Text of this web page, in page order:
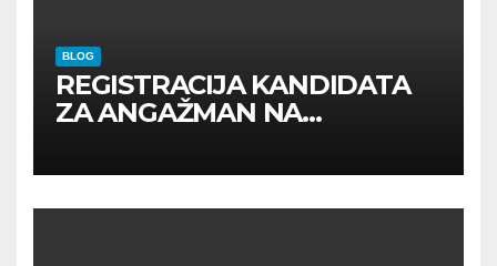
BLOG
REGISTRACIJA KANDIDATA
ZA ANGAŽMAN NA